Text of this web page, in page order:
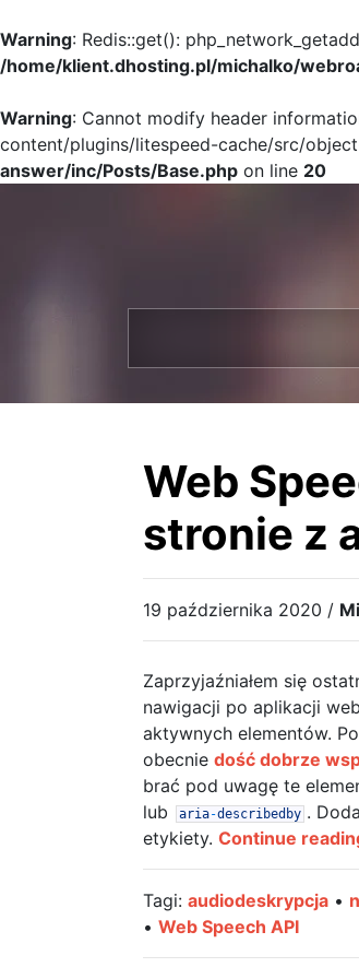
Warning: Redis::get():
/home/klient.dhosting.pl/michalko/
Warning: Cannot modify header
content/plugins/litespeed-cache/src/
answer/inc/Posts/Base.php on line 20
Web
stronie z
19 października 2020 /
Zaprzyjaźniałem się
nawigacji po aplikacji
aktywnych elementów.
obecnie dość dobrze
brać pod uwagę te
lub aria-describedby .
etykiety. Continue
Tagi: audiodeskrypcja•
• Web Speech API